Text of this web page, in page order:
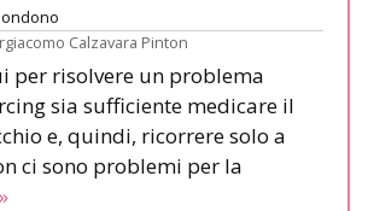
Calzavara Pinton
per risolvere un problema
sia sufficiente medicare il
e, quindi, ricorrere solo a
ci sono problemi per la
»